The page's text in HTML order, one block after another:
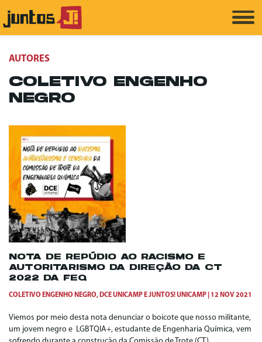
AUTORES
COLETIVO ENGENHO
NEGRO
NOTA DE REPÚDIO AO RACISMO E
AUTORITARISMO DA DIREÇÃO DA CT
2022 DA FEQ
COLETIVO ENGENHO NEGRO, DCE UNICAMP EJUNTOS! UNICAMP 12 NOV 2021
Viemos por meio desta nota denunciar o boicote que nosso militante,
um jovem negro e LGBTQIA+, estudante de Engenharia Química, vem